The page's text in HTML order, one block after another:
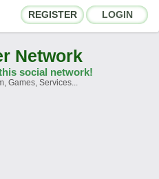
REGISTER LOGIN
Network
social network!
Games, Services...